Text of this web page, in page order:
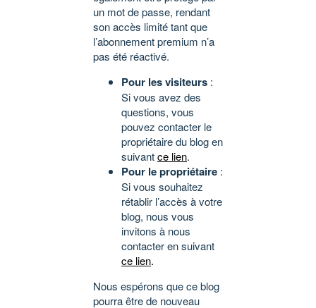
un mot de passe, rendant
son accès limité tant que
l’abonnement premium n’a
pas été réactivé.
Pour les visiteurs :
Si vous avez des
questions, vous
pouvez contacter le
propriétaire du blog en
suivantce lien.
Pour le propriétaire :
Si vous souhaitez
rétablir l’accès à votre
blog, nous vous
invitons à nous
contacter en suivant
ce lien.
Nous espérons que ce blog
pourra être de nouveau